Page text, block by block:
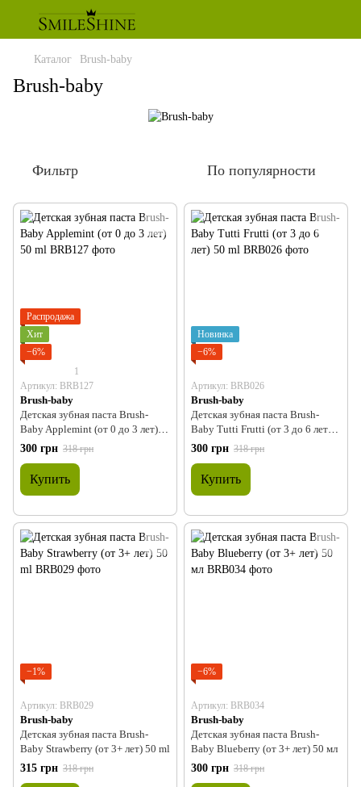
Каталог Brush-baby
Brush-baby
Фильтр По популярности
Распродажа
Хит
−6%
1
Артикул: BRB127
Brush-baby
Детская зубная паста Brush-
Baby Applemint (от 0 до 3 лет)
50 ml
300 грн 318 грн
Купить
Новинка
−6%
Артикул: BRB026
Brush-baby
Детская зубная паста Brush-
Baby Tutti Frutti (от 3 до 6 лет)
50 ml
300 грн 318 грн
Купить
−1%
Артикул: BRB029
Brush-baby
Детская зубная паста Brush-
Baby Strawberry (от 3+ лет) 50 ml
315 грн 318 грн
−6%
Артикул: BRB034
Brush-baby
Детская зубная паста Brush-
Baby Blueberry (от 3+ лет) 50 мл
300 грн 318 грн